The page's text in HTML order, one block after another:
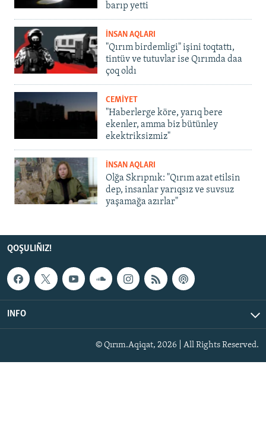
barıp yetti
İNSAN AQLARI
"Qırım birdemligi" işini toqtattı,
tintüv ve tutuvlar ise Qırımda daa
çoq oldı
CEMİYET
"Haberlerge köre, yarıq bere
ekenler, amma biz bütünley
ekektriksizmiz"
İNSAN AQLARI
Olğa Skrıpnık: "Qırım azat etilsin
dep, insanlar yarıqsız ve suvsuz
yaşamağa azırlar"
QOŞULIÑIZ!
INFO
© Qırım.Aqiqat, 2026 | All Rights Reserved.